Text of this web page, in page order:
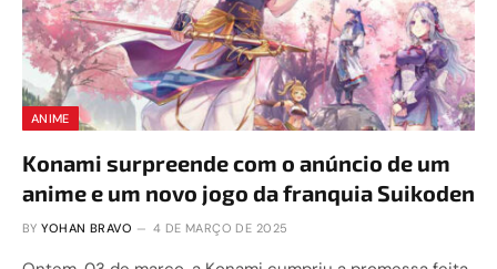
ANIME
Konami surpreende com o anúncio de um
anime e um novo jogo da franquia Suikoden
BY YOHAN BRAVO 4 DE MARÇO DE 2025